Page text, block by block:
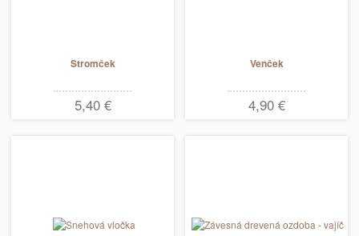
Stromček
5,40 €
Venček
4,90 €